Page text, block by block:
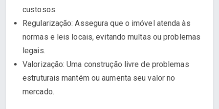
custosos.
Regularização: Assegura que o imóvel atenda às
normas e leis locais, evitando multas ou problemas
legais.
Valorização: Uma construção livre de problemas
estruturais mantém ou aumenta seu valor no
mercado.